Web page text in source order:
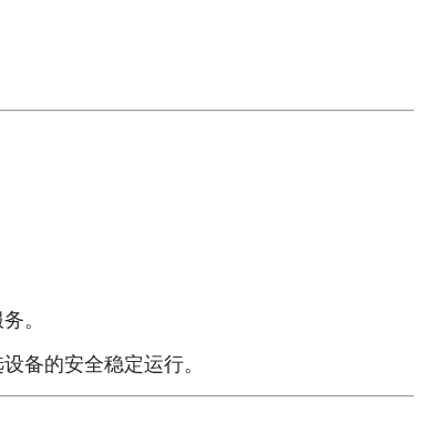
。
备的安全稳定运行。